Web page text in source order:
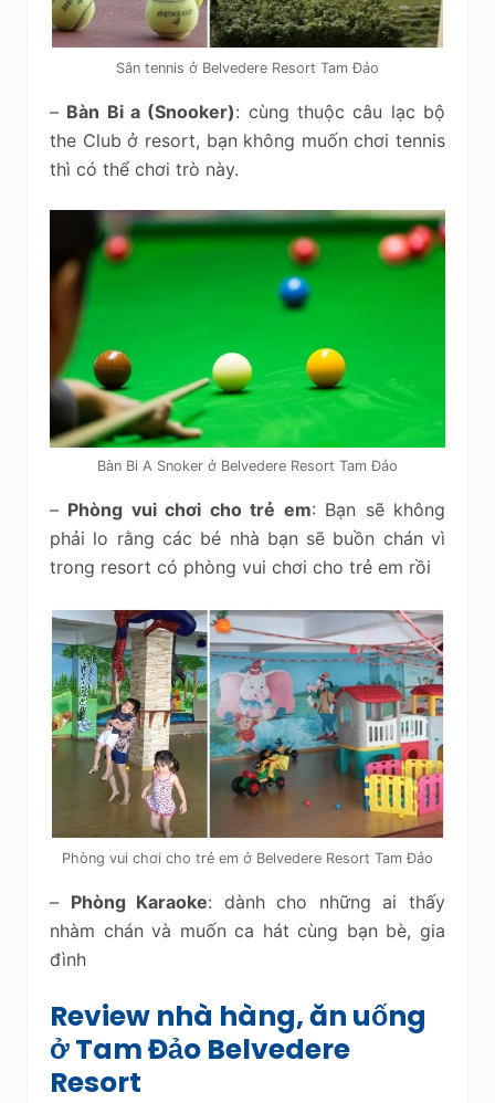
Sân tennis ở Belvedere Resort Tam Đảo
– Bàn Bi a (Snooker): cùng thuộc câu lạc bộ
the Club ở resort, bạn không muốn chơi tennis
thì có thể chơi trò này.
Bàn Bi A Snoker ở Belvedere Resort Tam Đảo
– Phòng vui chơi cho trẻ em: Bạn sẽ không
phải lo rằng các bé nhà bạn sẽ buồn chán vì
trong resort có phòng vui chơi cho trẻ em rồi
Phòng vui chơi cho trẻ em ở Belvedere Resort Tam Đảo
– Phòng Karaoke: dành cho những ai thấy
nhàm chán và muốn ca hát cùng bạn bè, gia
đình
Review nhà hàng, ăn uống
ở Tam Đảo Belvedere
Resort